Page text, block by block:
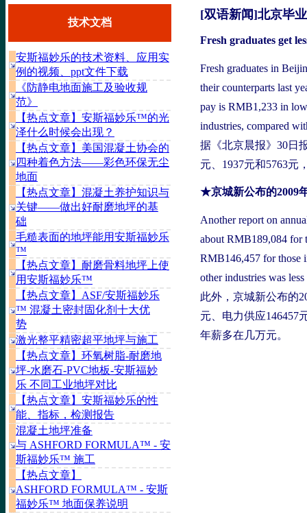
技术文档
安斯福妙乐的技术资料、应用实
例的视频、ppt文件下载
《防静电地面施工及验收规
范》
【热点文章】安斯福妙乐™的光
泽什么时候会出现？
【热点文章】美国混凝土协会的
四种着色方法——彩色环保无尘
地面
【热点文章】混凝土养护知识与
关键——做出好耐磨地坪的基
础
毛糙表面的地坪能用安斯福妙乐
™
【热点文章】耐磨骨料地坪上使
用安斯福妙乐™
【热点文章】ASF/安斯福妙乐
™ 混凝土密封固化剂十大优
势
激光整平精密超平地坪与施工
【热点文章】环氧树脂-耐磨地
坪-水磨石-PVC地板-安斯福妙
乐 不同工业地坪对比
【热点文章】安斯福妙乐的性
能、指标，检测报告
混凝土地坪准备
与 ASHFORD FORMULA™ - 安
斯福妙乐™ 施工
【热点文章】
ASHFORD FORMULA™ - 安斯
福妙乐™ 地面保养说明
[双语新闻]北京毕
Fresh graduates get
Fresh graduates in
their counterparts last
pay is RMB1,233 in
industries, compared
据《北京晨报》30日
元、1937元和5763元
★京城新公布的2009
Another report on
about RMB189,084 for
RMB146,457 for those
other industries was
此外，京城新公布的
元、电力供应146457
年薪多在几万元。